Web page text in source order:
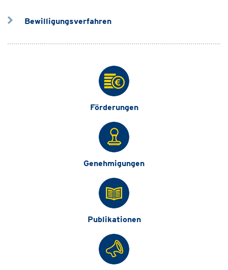
Bewilligungsverfahren
Förderungen
Genehmigungen
Publikationen